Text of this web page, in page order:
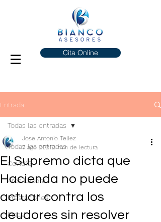
Cita Online
Entrada
Todas las entradas
Covid19
Área Laboral
Prestaciones
Fiscal
Todas las entradas
El Supremo dicta que
Hacienda no puede
actuar contra los
deudores sin resolver
Jose Antonio Tellez
7 ago 20212 min de lectura